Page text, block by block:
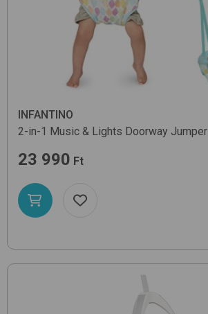
INFANTINO
2-in-1 Music & Lights Doorway Jumper
23 990 Ft